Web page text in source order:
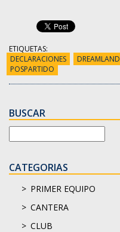
ETIQUETAS:
DECLARACIONES
POSPARTIDO
BUSCAR
CATEGORIAS
PRIMER EQUIPO
CANTERA
CLUB